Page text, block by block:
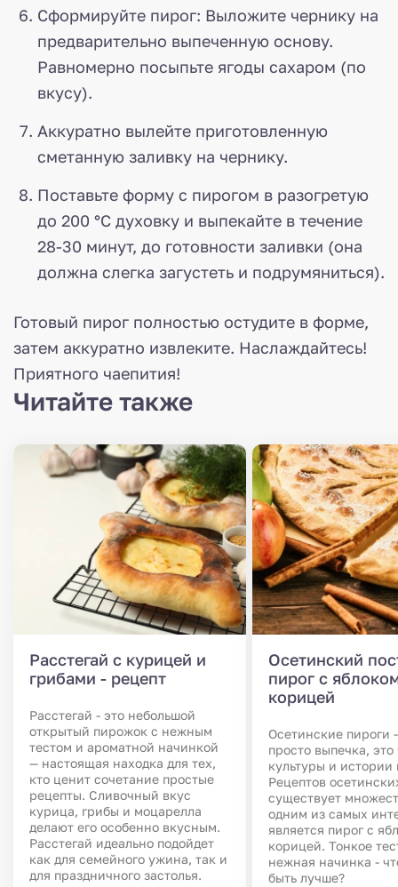
Сформируйте пирог: Выложите чернику на
предварительно выпеченную основу.
Равномерно посыпьте ягоды сахаром (по
вкусу).
Аккуратно вылейте приготовленную
сметанную заливку на чернику.
Поставьте форму с пирогом в разогретую
до 200 °C духовку и выпекайте в течение
28-30 минут, до готовности заливки (она
должна слегка загустеть и подрумяниться).
Готовый пирог полностью остудите в форме,
затем аккуратно извлеките. Наслаждайтесь!
Приятного чаепития!
Читайте также
Расстегай с курицей и
грибами - рецепт
Расстегай - это небольшой
открытый пирожок с нежным
тестом и ароматной начинкой
— настоящая находка для тех,
кто ценит сочетание простые
рецепты. Сливочный вкус
курица, грибы и моцарелла
делают его особенно вкусным.
Расстегай идеально подойдет
как для семейного ужина, так и
для праздничного застолья.
Осетинский
пирог с
корицей
Осетинские пироги
просто выпечка, это
культуры и истории
Рецептов
существует
одним из самых
является пирог с
корицей. Тонкое
нежная начинка -
быть лучше?